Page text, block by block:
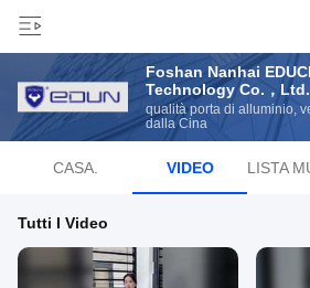
Foshan Nanhai
Technology Co.，Ltd.
qualità porta di alluminio,
dalla Cina
CASA. VIDEO
Tutti I Video